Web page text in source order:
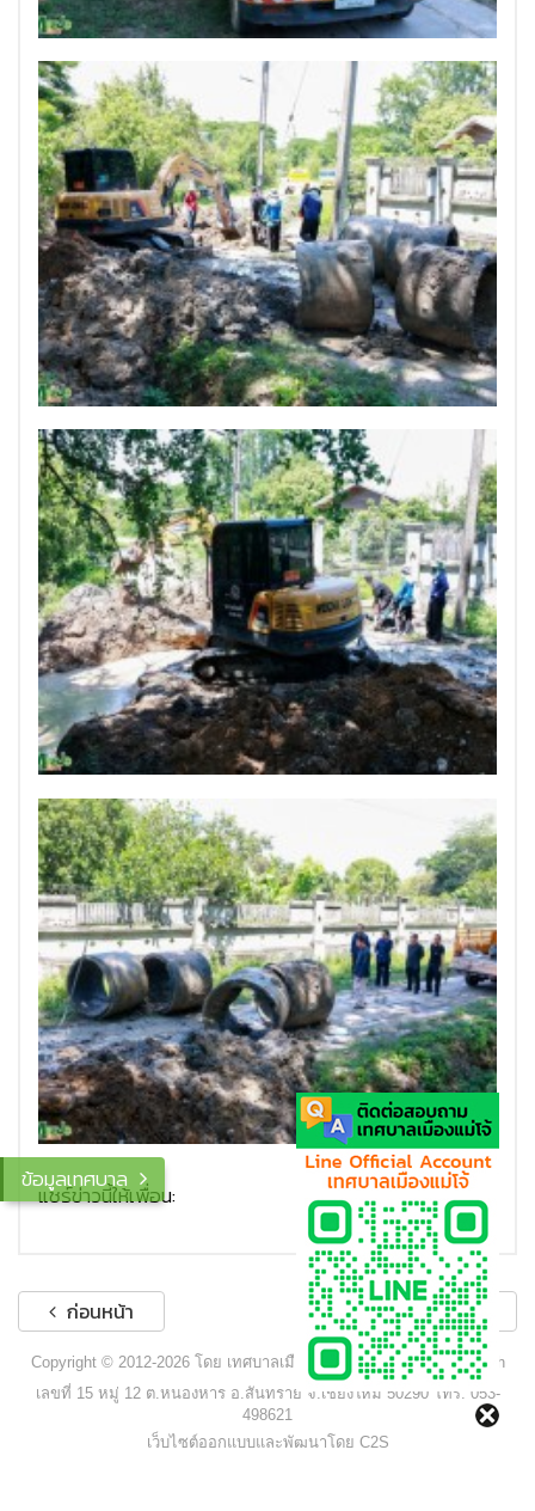
ข้อมูลเทศบาล
แชร์ข่าวนี้ให้เพื่อน:
ก่อนหน้า ถัดไป
Copyright © 2012-2026 โดย เทศบาลเมืองแม่โจ้ - www.maejocity.go.th
เลขที่ 15 หมู่ 12 ต.หนองหาร อ.สันทราย จ.เชียงใหม่ 50290 โทร. 053-
498621
เว็บไซต์ออกแบบและพัฒนาโดย C2S